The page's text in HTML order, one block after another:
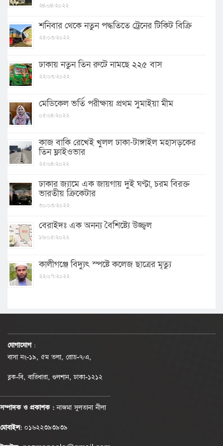
২৪/০৪/২০২২
শনিবার থেকে নতুন পদ্ধতিতে ট্রেনের টিকিট বিক্রি
২৫/০৩/২০২২
ঢাকায় নতুন তিন রুটে নামছে ২২৫ বাস
২২/০৩/২০২২
মেডিকেল ভর্তি পরীক্ষায় প্রথম সুমাইয়া মীম
০৫/০৪/২০২২
কাজ বাকি রেখেই খুলল ঢাকা-টাঙ্গাইল মহাসড়কের
তিন ফ্লাইওভার
২৫/০৪/২০২২
ঢাকার জ্যামে এক জায়গায় দুই ঘণ্টা, চরম বিরক্ত
ভারতীয় ক্রিকেটার
৩০/০৩/২০২২
বেরাইদঃ এক অনন্য বৈশিষ্ট্যে উজ্জ্বল
১৬/০৫/২০২২
কালীগঞ্জে বিদ্যুৎ স্পষ্টে কলেজ ছাত্রের মৃত্যু
২২/০৭/২০২২
যোগাযোগ :
বাসা নং-১৯, ৫ম তলা, রোড-৭/এ,
ব্লক-বি, বারিধারা, গুলশান, ঢাকা-১২১২
সম্পাদক ও প্রকাশক :নাজমা সুলতানা নীলা
মোবাইল: ০১৬২২৩৯৩৯৩৯